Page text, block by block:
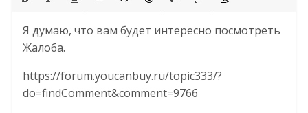
Я думаю, что вам будет интересно посмотреть
Жалоба.
https://forum.youcanbuy.ru/topic333/?
do=findComment&comment=9766